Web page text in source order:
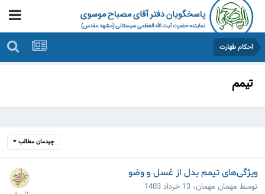
احکام طهارت
تیمم
چیدمان مطالب
ویژگی‌های تیمم بدل از غسل و وضو
توسط مهمان مهمان، 13 خرداد 1403